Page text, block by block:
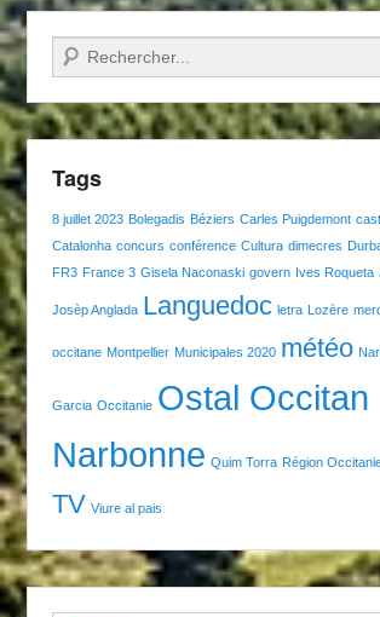
Recherche
Tags
8 juillet 2023 Bolegadis Béziers Carles Puigdemont
Catalonha concurs conférence Cultura dimecres
FR3 France 3 Gisela Naconaski govern Ives Roqueta
Josèp Anglada Languedoc letra Lozère
occitane Montpellier Municipales 2020 météo
Garcia Occitanie Ostal Occitan
Narbonne Quim Torra Région
TV Viure al pais